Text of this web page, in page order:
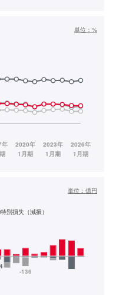
単位： %
単位： 億円
特別損失（減損）